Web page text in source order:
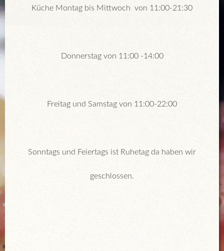
Küche Montag bis Mittwoch von 11:00-21:30
Donnerstag von 11:00 -14:00
Freitag und Samstag von 11:00-22:00
Sonntags und Feiertags ist Ruhetag da haben wir
geschlossen.